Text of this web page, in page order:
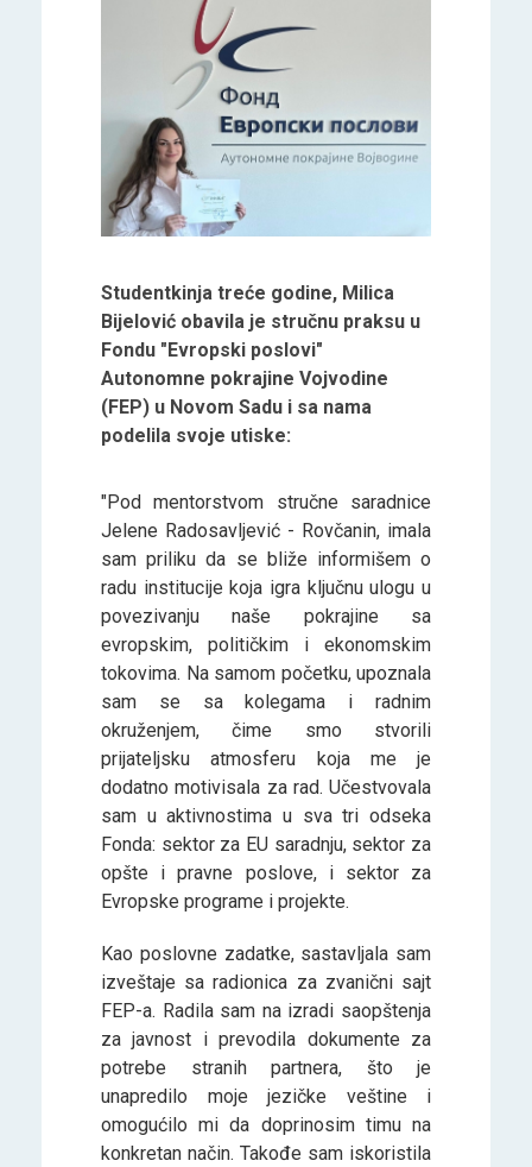
Studentkinja treće godine, Milica
Bijelović obavila je stručnu praksu u
Fondu "Evropski poslovi"
Autonomne pokrajine Vojvodine
(FEP) u Novom Sadu i sa nama
podelila svoje utiske:
"Pod mentorstvom stručne saradnice
Jelene Radosavljević - Rovčanin, imala
sam priliku da se bliže informišem o
radu institucije koja igra ključnu ulogu u
povezivanju naše pokrajine sa
evropskim, političkim i ekonomskim
tokovima. Na samom početku, upoznala
sam se sa kolegama i radnim
okruženjem, čime smo stvorili
prijateljsku atmosferu koja me je
dodatno motivisala za rad. Učestvovala
sam u aktivnostima u sva tri odseka
Fonda: sektor za EU saradnju, sektor za
opšte i pravne poslove, i sektor za
Evropske programe i projekte.
Kao poslovne zadatke, sastavljala sam
izveštaje sa radionica za zvanični sajt
FEP-a. Radila sam na izradi saopštenja
za javnost i prevodila dokumente za
potrebe stranih partnera, što je
unapredilo moje jezičke veštine i
omogućilo mi da doprinosim timu na
konkretan način. Takođe sam iskoristila